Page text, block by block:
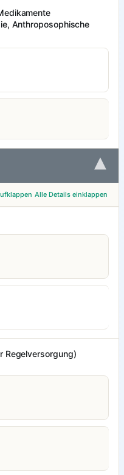
Anthroposophische
▾
Alle Details einklappen
Regelversorgung)